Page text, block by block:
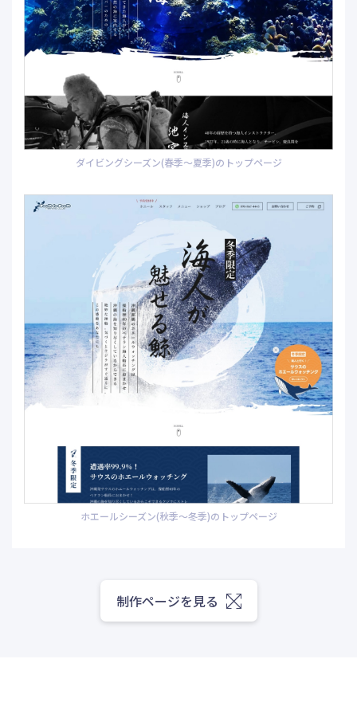
ダイビングシーズン(春季〜夏季)のトップページ
ホエールシーズン(秋季〜冬季)のトップページ
制作ページを見る